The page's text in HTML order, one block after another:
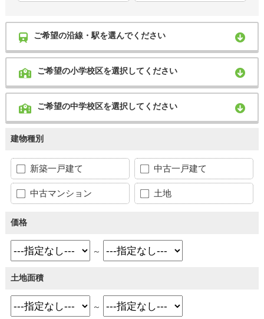
ご希望の沿線・駅を選んでください
ご希望の小学校区を選択してください
ご希望の中学校区を選択してください
建物種別
新築一戸建て 中古一戸建て
中古マンション 土地
価格
～
土地面積
～